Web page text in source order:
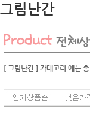
그림난간
[ 그림난간 ] 카테고리 에는 총